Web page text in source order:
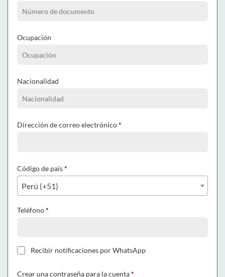
Ocupación
Nacionalidad
Dirección de correo electrónico*
Código de país*
Perú (+51)
Teléfono*
Recibir notificaciones por WhatsApp
Crear una contraseña para la cuenta*